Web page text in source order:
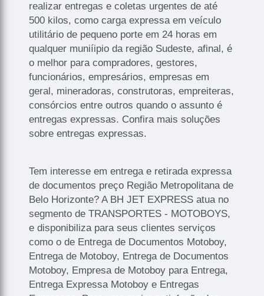
realizar entregas e coletas urgentes de até
500 kilos, como carga expressa em veículo
utilitário de pequeno porte em 24 horas em
qualquer muniíipio da região Sudeste, afinal, é
o melhor para compradores, gestores,
funcionários, empresários, empresas em
geral, mineradoras, construtoras, empreiteras,
consórcios entre outros quando o assunto é
entregas expressas. Confira mais soluções
sobre entregas expressas.
Tem interesse em entrega e retirada expressa
de documentos preço Região Metropolitana de
Belo Horizonte? A BH JET EXPRESS atua no
segmento de TRANSPORTES - MOTOBOYS,
e disponibiliza para seus clientes serviços
como o de Entrega de Documentos Motoboy,
Entrega de Motoboy, Entrega de Documentos
Motoboy, Empresa de Motoboy para Entrega,
Entrega Expressa Motoboy e Entregas